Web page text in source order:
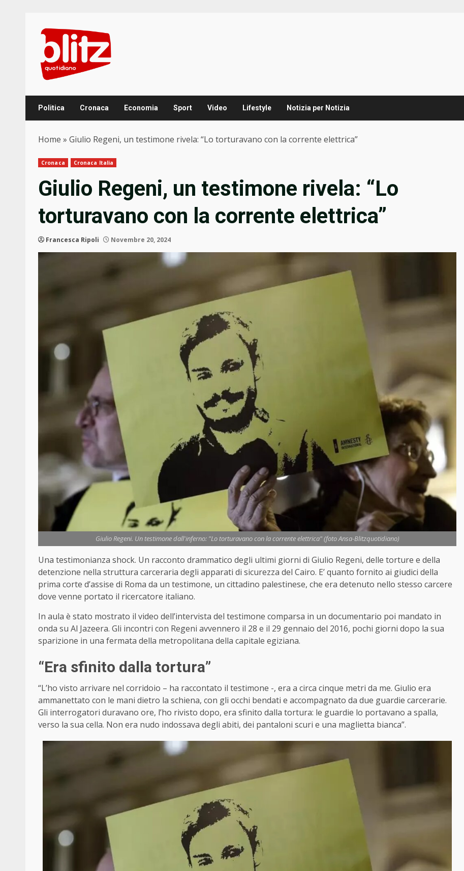
content
Politica Cronaca Economia Sport Video Lifestyle Notizia per Notizia
Home » Giulio Regeni, un testimone rivela: “Lo torturavano con la corrente elettrica”
Cronaca Cronaca Italia
Giulio Regeni, un testimone rivela: “Lo
torturavano con la corrente elettrica”
Francesca Ripoli Novembre 20, 2024
Giulio Regeni. Un testimone dall'inferno: "Lo torturavano con la corrente elettrica" (foto Ansa-Blitzquotidiano)
Una testimonianza shock. Un racconto drammatico degli ultimi giorni di Giulio Regeni, delle torture e della
detenzione nella struttura carceraria degli apparati di sicurezza del Cairo. E’ quanto fornito ai giudici della
prima corte d’assise di Roma da un testimone, un cittadino palestinese, che era detenuto nello stesso carcere
dove venne portato il ricercatore italiano.
In aula è stato mostrato il video dell’intervista del testimone comparsa in un documentario poi mandato in
onda su Al Jazeera. Gli incontri con Regeni avvennero il 28 e il 29 gennaio del 2016, pochi giorni dopo la sua
sparizione in una fermata della metropolitana della capitale egiziana.
“Era sfinito dalla tortura”
“L’ho visto arrivare nel corridoio – ha raccontato il testimone -, era a circa cinque metri da me. Giulio era
ammanettato con le mani dietro la schiena, con gli occhi bendati e accompagnato da due guardie carcerarie.
Gli interrogatori duravano ore, l’ho rivisto dopo, era sfinito dalla tortura: le guardie lo portavano a spalla,
verso la sua cella. Non era nudo indossava degli abiti, dei pantaloni scuri e una maglietta bianca”.